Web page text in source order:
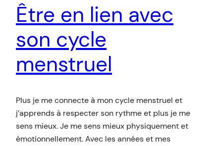
Être en lien avec
son cycle
menstruel
Plus je me connecte à mon cycle menstruel et
j’apprends à respecter son rythme et plus je me
sens mieux. Je me sens mieux physiquement et
émotionnellement. Avec les années et mes